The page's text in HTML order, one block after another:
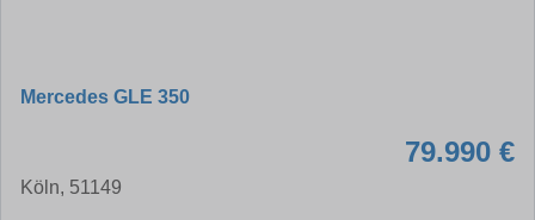
Mercedes GLE 350
79.990 €
Köln, 51149